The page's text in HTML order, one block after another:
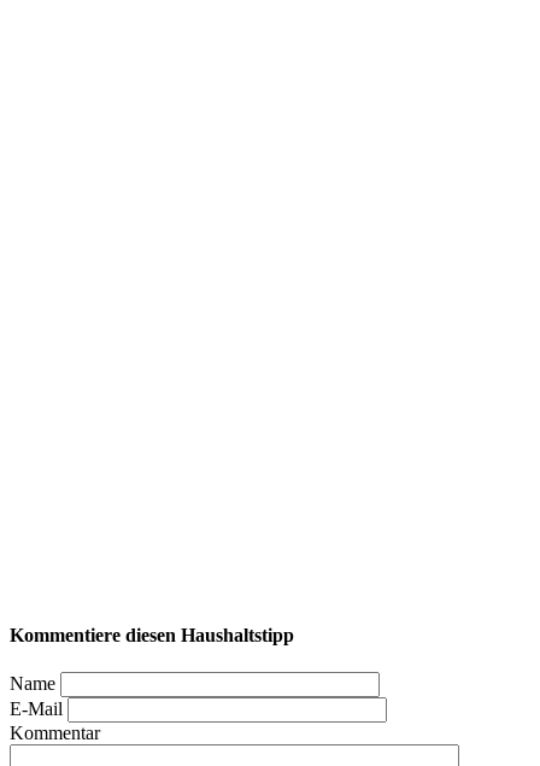
Kommentiere diesen Haushaltstipp
Name
E-Mail
Kommentar